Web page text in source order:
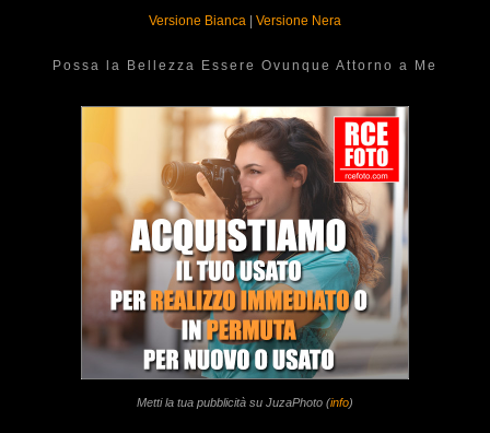
Versione Bianca | Versione Nera
Possa la Bellezza Essere Ovunque Attorno a Me
Metti la tua pubblicità su JuzaPhoto (info)